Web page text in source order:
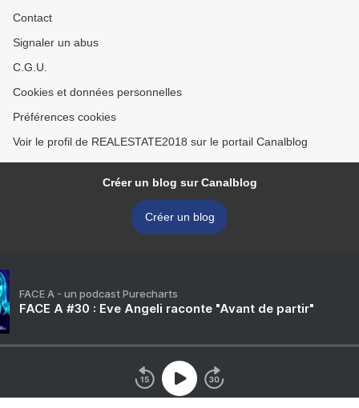
Contact
Signaler un abus
C.G.U.
Cookies et données personnelles
Préférences cookies
Voir le profil de REALESTATE2018 sur le portail Canalblog
Créer un blog sur Canalblog
Créer un blog
FACE A - un podcast Purecharts
FACE A #30 : Eve Angeli raconte "Avant de partir"